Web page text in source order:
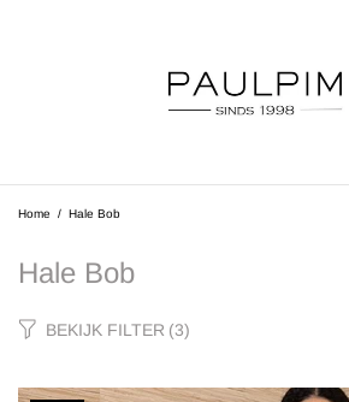
Home Hale Bob
Hale Bob
BEKIJK FILTER (3)